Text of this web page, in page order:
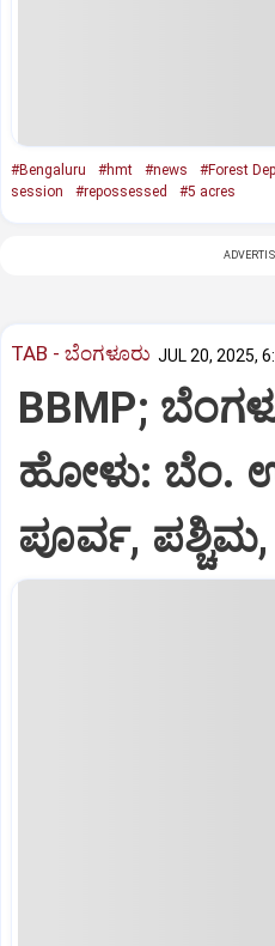
#Bengaluru #hmt #news #Forest
session
#repossessed #5 acres
TAB - ಬೆಂಗಳೂರು JUL 20, 2025,
BBMP;
ಹೋಳು: ಬೆಂ.
ಪೂರ್ವ, ಪಶ್ಚಿಮ,